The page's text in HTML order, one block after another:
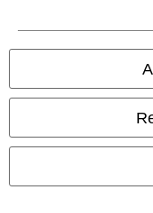
E-mail Newsletter
¡Cheque regalo del 15%